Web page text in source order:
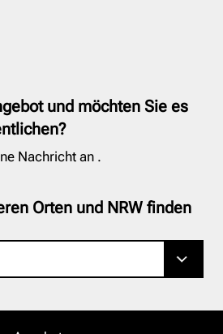
und möchten Sie es
Nachricht an .
Orten und NRW finden